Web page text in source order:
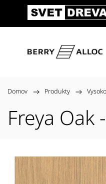
Domov / Produkty /
Freya